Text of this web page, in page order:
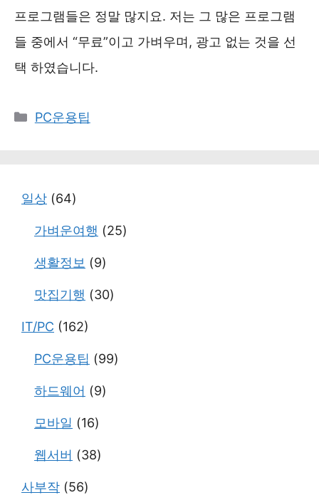
프로그램들은 정말 많지요. 저는 그 많은 프로그램
들 중에서 “무료”이고 가벼우며, 광고 없는 것을 선
택 하였습니다.
카
PC운용팁
일상 (64)
가벼운여행 (25)
생활정보 (9)
맛집기행 (30)
IT/PC (162)
PC운용팁 (99)
하드웨어 (9)
모바일 (16)
웹서버 (38)
사부작 (56)